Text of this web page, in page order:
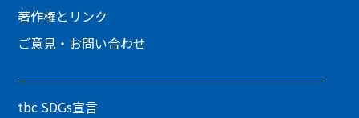
著作権とリンク
ご意見・お問い合わせ
tbc SDGs宣言